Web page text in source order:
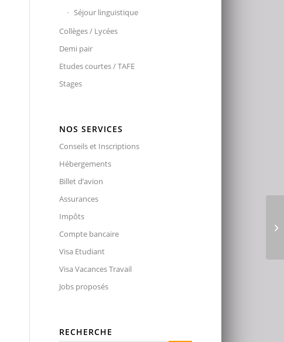
Séjour linguistique
Collèges / Lycées
Demi pair
Etudes courtes / TAFE
Stages
NOS SERVICES
Conseils et Inscriptions
Hébergements
Billet d’avion
Assurances
Impôts
Compte bancaire
Visa Etudiant
Visa Vacances Travail
Jobs proposés
RECHERCHE